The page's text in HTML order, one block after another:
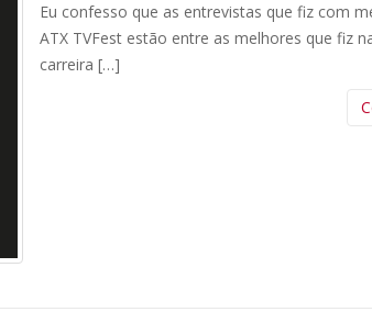
Eu confesso que as entrevistas que fiz com
ATX TVFest estão entre as melhores que fiz
carreira […]